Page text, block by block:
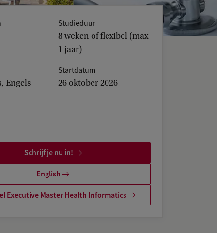
Studieduur
8 weken of flexibel (max
1 jaar)
Engels
Startdatum
26 oktober 2026
Schrijf je nu in!
English
Executive Master Health Informatics